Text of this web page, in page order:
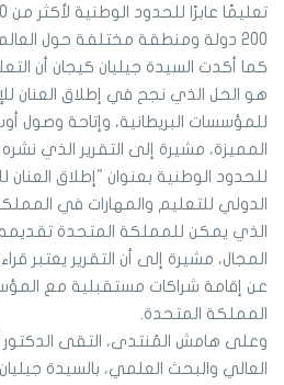
200 دولة ومنطقة مختلفة حول العالم.
كما أكدت السيدة جيليان كيجان أن
هو الحل الذي نجح في إطلاق العنان
للمؤسسات البريطانية، وإتاحة وصول
المميزة، مشيرة إلى التقرير الذي نشره
للحدود الوطنية بعنوان "إطلاق العنان
الدولي للتعليم والمهارات في
الذي يمكن للمملكة المتحدة تقديمه
المجال، مشيرة إلى أن التقرير يعتبر
عن إقامة شراكات مستقبلية مع
المملكة المتحدة.
وعلى هامش المُنتدى، التقى الدكتور
العالي والبحث العلمي، بالسيدة